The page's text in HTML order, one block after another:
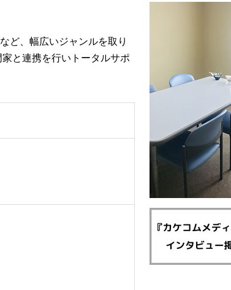
ット
不動産取引 トラブル 相談
遺言 弁護士
ど、幅広いジャンルを取り
と連携を行いトータルサポ